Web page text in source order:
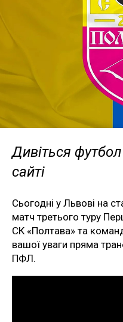
Дивіться
сайті
Сьогодні у Львові на
матч третього туру
СК «Полтава» та
вашої уваги пряма
ПФЛ.